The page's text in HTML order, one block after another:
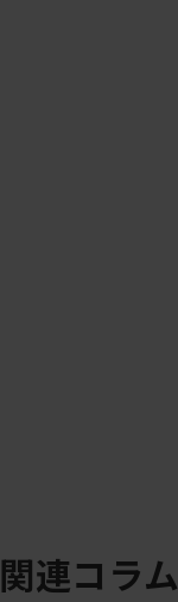
関連コラム